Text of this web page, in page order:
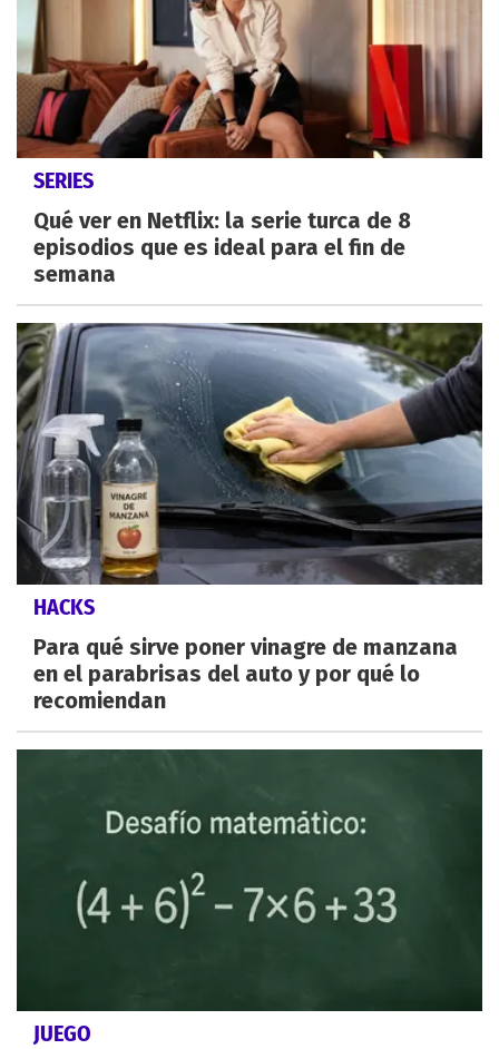
SERIES
Qué ver en Netflix: la serie turca de 8
episodios que es ideal para el fin de
semana
HACKS
Para qué sirve poner vinagre de manzana
en el parabrisas del auto y por qué lo
recomiendan
JUEGO